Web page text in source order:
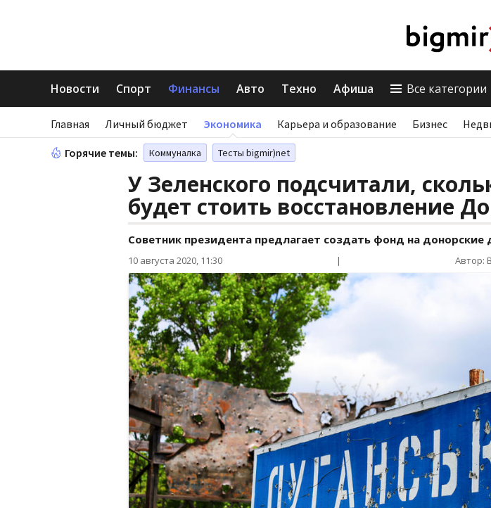
Новости Спорт Финансы Авто Техно Афиша Все категории
Главная Личный бюджет Экономика Карьера и образование Бизнес
Горячие темы: Коммуналка Тесты bigmir)net
У Зеленского подсчитали,
будет стоить восстановление
Советник президента предлагает создать фонд на донорские
10 августа 2020, 11:30 | Автор: